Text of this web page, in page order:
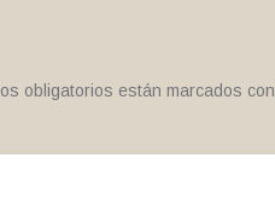
obligatorios están marcados con